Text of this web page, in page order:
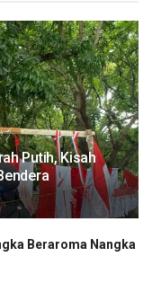
Putih, Kisah
Beraroma Nangka